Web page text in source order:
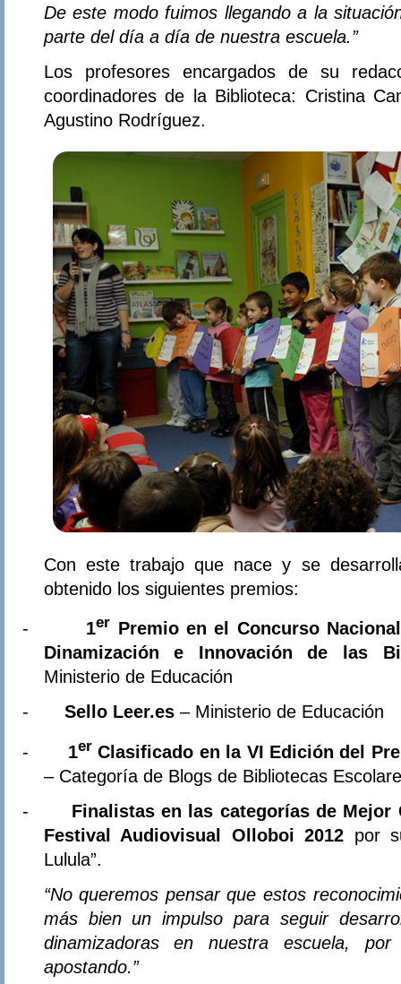
De este modo fuimos llegando a la
parte del día a día de nuestra escuela.”
Los profesores encargados de su
coordinadores de la Biblioteca: Cristina
Agustino Rodríguez.
Con este trabajo que nace y se
obtenido los siguientes premios:
-
1er Premio en el Concurso
Dinamización e Innovación de las
Ministerio de Educación
-
Sello Leer.es– Ministerio de Educación
-
1erClasificado en la VI Edición del
– Categoría de Blogs de Bibliotecas
-
Finalistas en las categorías de
Festival Audiovisual Olloboi 2012 por
Lulula”.
“No queremos pensar que estos
más bien un impulso para seguir
dinamizadoras en nuestra escuela,
apostando.”